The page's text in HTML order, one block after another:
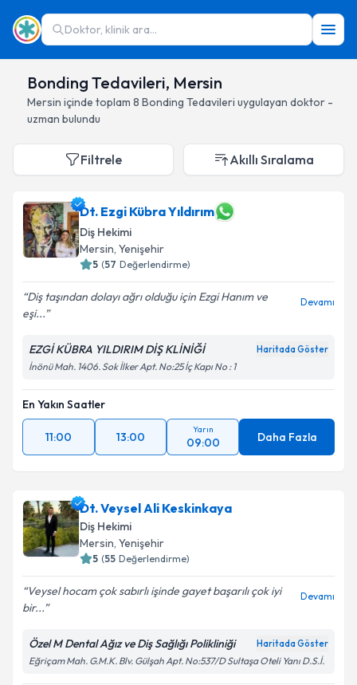
Doktor, klinik ara...
Bonding Tedavileri, Mersin
Mersin içinde toplam 8 Bonding Tedavileri uygulayan doktor -
uzman bulundu
Filtrele Akıllı Sıralama
Dt. Ezgi Kübra Yıldırım
Diş Hekimi
Mersin, Yenişehir
5 (57 Değerlendirme)
Diş taşından dolayı ağrı olduğu için Ezgi Hanım ve
eşi...
Devamı
EZGİ KÜBRA YILDIRIM DİŞ KLİNİĞİ Haritada Göster
İnönü Mah. 1406. Sok İlker Apt. No:25 İç Kapı No : 1
En Yakın Saatler
11:00 13:00
Yarın
09:00 Daha Fazla
Dt. Veysel Ali Keskinkaya
Diş Hekimi
Mersin, Yenişehir
5 (55 Değerlendirme)
Veysel hocam çok sabırlı işinde gayet başarılı çok iyi
bir...
Devamı
Özel M Dental Ağız ve Diş Sağlığı Polikliniği Haritada Göster
Eğriçam Mah. G.M.K. Blv. Gülşah Apt. No:537/D Sultaşa Oteli Yanı D.S.İ.